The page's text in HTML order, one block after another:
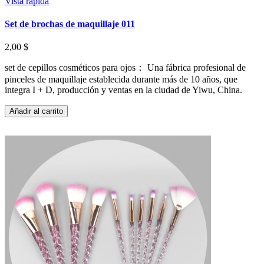
Set de brochas de maquillaje 011
2,00 $
set de cepillos cosméticos para ojos： Una fábrica profesional de
pinceles de maquillaje establecida durante más de 10 años, que
integra I + D, producción y ventas en la ciudad de Yiwu, China.
Añadir al carrito